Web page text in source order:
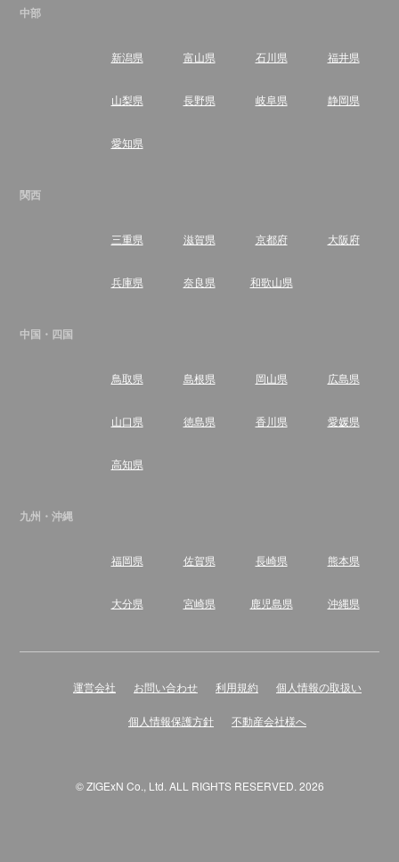
中部
新潟県 富山県 石川県 福井県
山梨県 長野県 岐阜県 静岡県
愛知県
関西
三重県 滋賀県 京都府 大阪府
兵庫県 奈良県 和歌山県
中国・四国
鳥取県 島根県 岡山県 広島県
山口県 徳島県 香川県 愛媛県
高知県
九州・沖縄
福岡県 佐賀県 長崎県 熊本県
大分県 宮崎県 鹿児島県 沖縄県
運営会社 お問い合わせ 利用規約 個人情報の取扱い
個人情報保護方針 不動産会社様へ
© ZIGExN Co., Ltd. ALL RIGHTS RESERVED. 2026